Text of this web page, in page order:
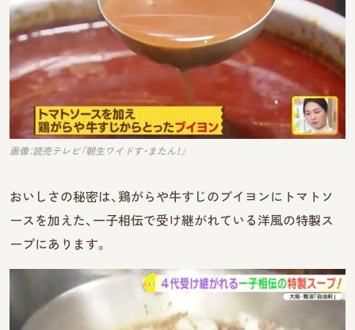
画像：読売テレビ『朝生ワイドす・またん！』
おいしさの秘密は、鶏がらや牛すじのブイヨンにトマトソ
ースを加えた、一子相伝で受け継がれている洋風の特製ス
ープにあります。